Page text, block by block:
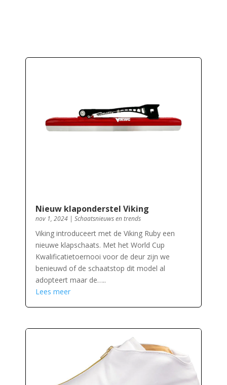
Nieuw klaponderstel Viking
nov 1, 2024| Schaatsnieuws en trends
Viking introduceert met de Viking Ruby een
nieuwe klapschaats. Met het World Cup
Kwalificatietoernooi voor de deur zijn we
benieuwd of de schaatstop dit model al
adopteert maar de…..
Lees meer